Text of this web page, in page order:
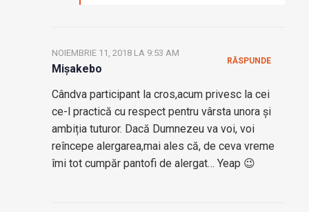
Mișakebo
NOIEMBRIE 11, 2018 LA 9:53 AM
Cândva participant la cros,acum privesc la cei
ce-l practică cu respect pentru vârsta unora și
ambiția tuturor. Dacă Dumnezeu va voi, voi
reîncepe alergarea,mai ales că, de ceva vreme
îmi tot cumpăr pantofi de alergat… Yeap 😉
RĂSPUNDE